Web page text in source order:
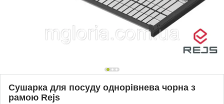
Сушарка для посуду однорівнева чорна з
рамою Rejs